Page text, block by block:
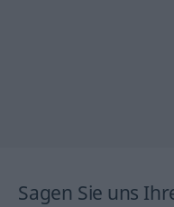
Sagen Sie uns